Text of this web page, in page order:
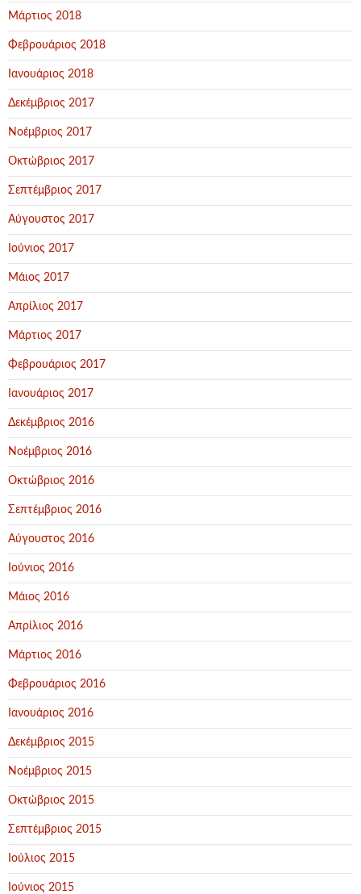
Μάρτιος 2018
Φεβρουάριος 2018
Ιανουάριος 2018
Δεκέμβριος 2017
Νοέμβριος 2017
Οκτώβριος 2017
Σεπτέμβριος 2017
Αύγουστος 2017
Ιούνιος 2017
Μάιος 2017
Απρίλιος 2017
Μάρτιος 2017
Φεβρουάριος 2017
Ιανουάριος 2017
Δεκέμβριος 2016
Νοέμβριος 2016
Οκτώβριος 2016
Σεπτέμβριος 2016
Αύγουστος 2016
Ιούνιος 2016
Μάιος 2016
Απρίλιος 2016
Μάρτιος 2016
Φεβρουάριος 2016
Ιανουάριος 2016
Δεκέμβριος 2015
Νοέμβριος 2015
Οκτώβριος 2015
Σεπτέμβριος 2015
Ιούλιος 2015
Ιούνιος 2015